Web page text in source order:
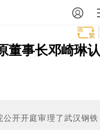
董事长邓崎琳认
开开庭审理了武汉钢铁